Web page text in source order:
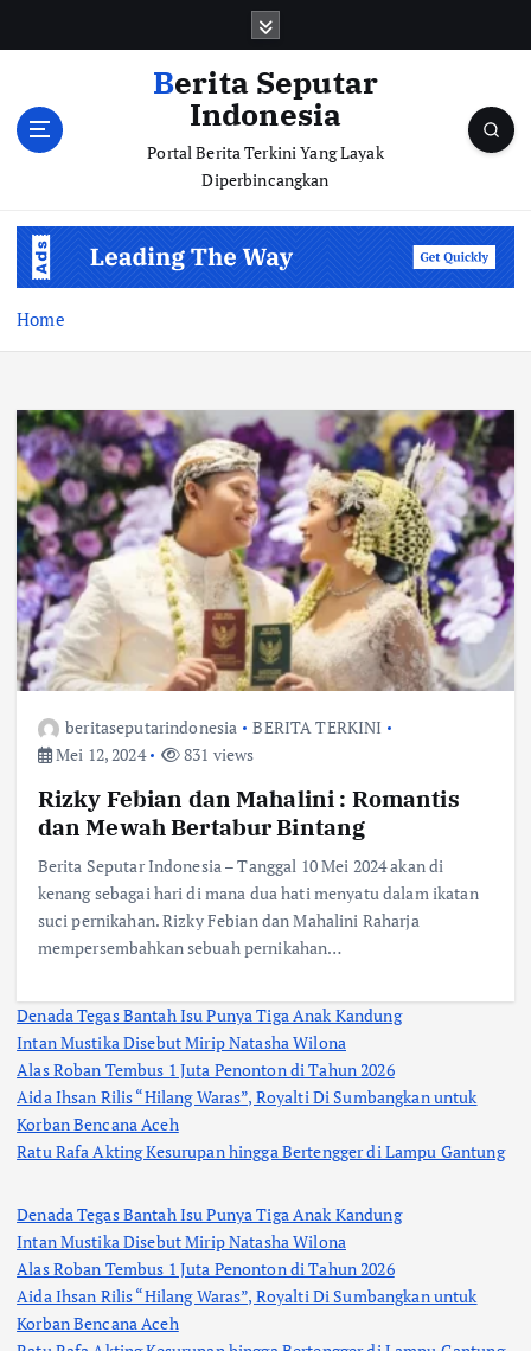
Berita Seputar
Indonesia
Portal Berita Terkini Yang Layak
Diperbincangkan
Home
beritaseputarindonesia
BERITA TERKINI
Mei 12, 2024
831 views
Rizky Febian dan Mahalini : Romantis
dan Mewah Bertabur Bintang
Berita Seputar Indonesia – Tanggal 10 Mei 2024 akan di
kenang sebagai hari di mana dua hati menyatu dalam ikatan
suci pernikahan. Rizky Febian dan Mahalini Raharja
mempersembahkan sebuah pernikahan…
Denada Tegas Bantah Isu Punya Tiga Anak Kandung
Intan Mustika Disebut Mirip Natasha Wilona
Alas Roban Tembus 1 Juta Penonton di Tahun 2026
Aida Ihsan Rilis “Hilang Waras”, Royalti Di Sumbangkan untuk
Korban Bencana Aceh
Ratu Rafa Akting Kesurupan hingga Bertengger di Lampu Gantung
Denada Tegas Bantah Isu Punya Tiga Anak Kandung
Intan Mustika Disebut Mirip Natasha Wilona
Alas Roban Tembus 1 Juta Penonton di Tahun 2026
Aida Ihsan Rilis “Hilang Waras”, Royalti Di Sumbangkan untuk
Korban Bencana Aceh